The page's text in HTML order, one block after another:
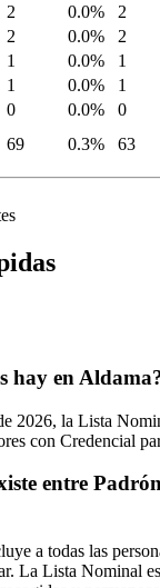
2 0.0% 2
2 0.0% 2
1 0.0% 1
1 0.0% 1
0 0.0% 0
69 0.3% 63
hay en
2026, la Lista
con Credencial
entre
a todas las
La Lista Nominal